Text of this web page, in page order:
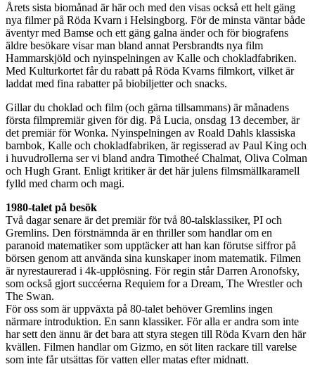
Årets sista biomånad är här och med den visas också ett helt gäng
nya filmer på Röda Kvarn i Helsingborg. För de minsta väntar både
äventyr med Bamse och ett gäng galna änder och för biografens
äldre besökare visar man bland annat Persbrandts nya film
Hammarskjöld och nyinspelningen av Kalle och chokladfabriken.
Med Kulturkortet får du rabatt på Röda Kvarns filmkort, vilket är
laddat med fina rabatter på biobiljetter och snacks.
Gillar du choklad och film (och gärna tillsammans) är månadens
första filmpremiär given för dig. På Lucia, onsdag 13 december, är
det premiär för Wonka. Nyinspelningen av Roald Dahls klassiska
barnbok, Kalle och chokladfabriken, är regisserad av Paul King och
i huvudrollerna ser vi bland andra Timotheé Chalmat, Oliva Colman
och Hugh Grant. Enligt kritiker är det här julens filmsmällkaramell
fylld med charm och magi.
1980-talet på besök
Två dagar senare är det premiär för två 80-talsklassiker, PI och
Gremlins. Den förstnämnda är en thriller som handlar om en
paranoid matematiker som upptäcker att han kan förutse siffror på
börsen genom att använda sina kunskaper inom matematik. Filmen
är nyrestaurerad i 4k-upplösning. För regin står Darren Aronofsky,
som också gjort succéerna Requiem for a Dream, The Wrestler och
The Swan.
För oss som är uppväxta på 80-talet behöver Gremlins ingen
närmare introduktion. En sann klassiker. För alla er andra som inte
har sett den ännu är det bara att styra stegen till Röda Kvarn den här
kvällen. Filmen handlar om Gizmo, en söt liten rackare till varelse
som inte får utsättas för vatten eller matas efter midnatt.